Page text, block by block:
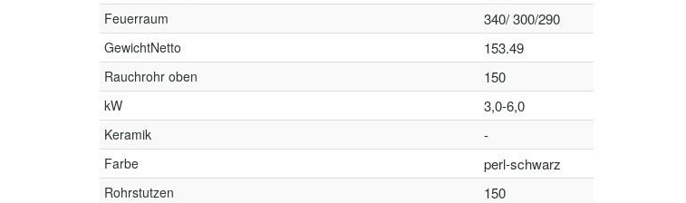
Feuerraum 340/ 300/290
GewichtNetto 153.49
Rauchrohr oben 150
kW 3,0-6,0
Keramik -
Farbe perl-schwarz
Rohrstutzen 150